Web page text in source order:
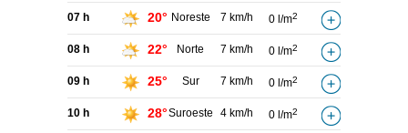
07 h 20° Noreste 7 km/h 0 l/m2
08 h 22° Norte 7 km/h 0 l/m2
09 h 25° Sur 7 km/h 0 l/m2
10 h 28°Suroeste 4 km/h 0 l/m2